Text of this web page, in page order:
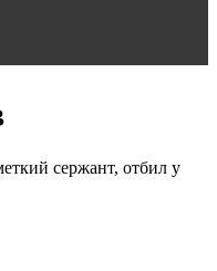
сержант, отбил у